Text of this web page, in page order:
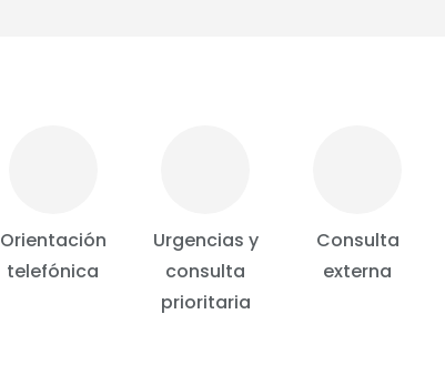
Orientación
telefónica
Urgencias y
consulta
prioritaria
Consulta
externa